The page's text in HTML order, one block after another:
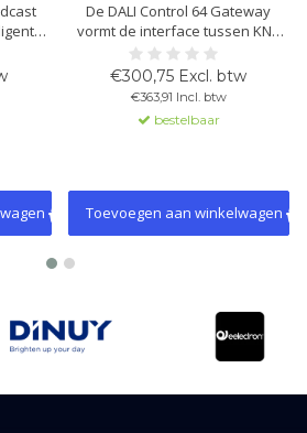
DALI-
en
De DALI Control 64 Gateway
vormt de interface tussen KNX
en DALI-bus, biedt HSV, RGB,
RGBW en Tunable White
kleurregeling. Geschikt voor 64
ECG's in 16 groepen,
ondersteunt DALI DT8 en wordt
€300,75 Excl. btw
€363,91 Incl. btw
bestelbaar
Toevoegen aan winkelwagen